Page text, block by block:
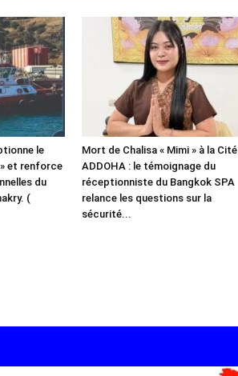
le
» et renforce
du
(
Mort de Chalisa « Mimi » à la Cité
ADDOHA : le témoignage du
réceptionniste du Bangkok SPA
relance les questions sur la
sécurité...